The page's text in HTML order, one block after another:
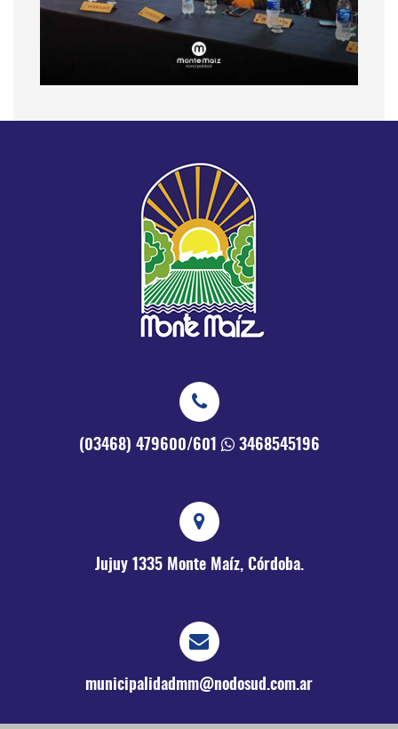
(03468) 479600/601 3468545196
Jujuy 1335 Monte Maíz, Córdoba.
municipalidadmm@nodosud.com.ar